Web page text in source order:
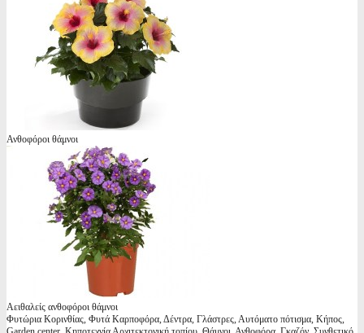
Ανθοφόροι θάμνοι
Αειθαλείς ανθοφόροι θάμνοι
Φυτώρια Κορινθίας, Φυτά Καρποφόρα, Δέντρα, Γλάστρες, Αυτόματο πότισμα, Κήπος,